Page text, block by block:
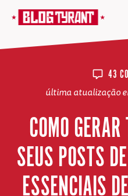
43
última atualização
COMO
SEUS POSTS
ESSENCIAIS